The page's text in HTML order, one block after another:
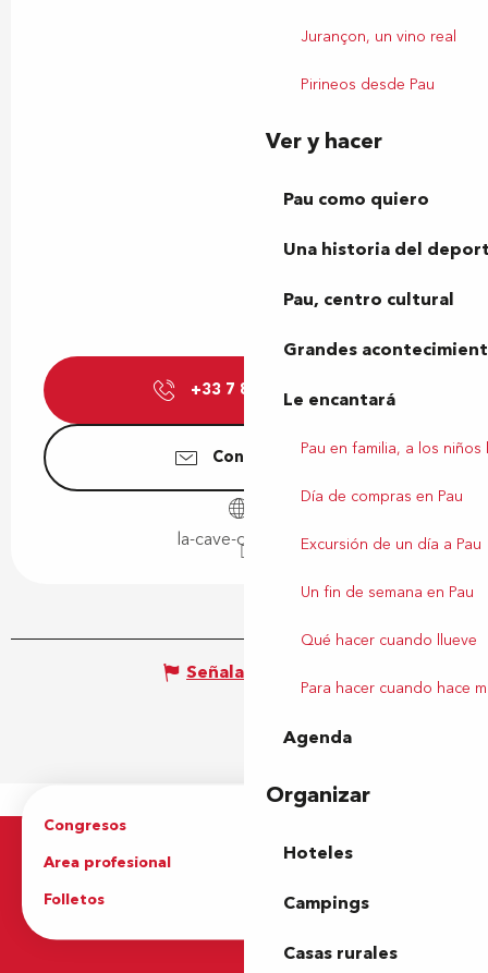
Jurançon, un vino real
Pirineos desde Pau
Ver y hacer
Pau como quiero
Una historia del
Pau, centro cultural
Grandes
Le encantará
Pau en familia, a los niños
Día de compras en Pau
Excursión de un día a Pau
Un fin de semana en Pau
Qué hacer cuando llueve
Para hacer cuando hace
Agenda
Organizar
Hoteles
Campings
Casas rurales
+33 7 81 18 35
Contáctenos
la-cave-de-max.fr
Señalar un error
Congresos
Area profesional
Prensa
Folletos
Oficina de Turismo